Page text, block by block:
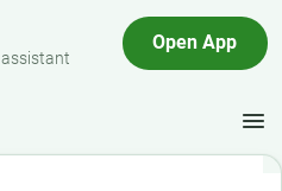
Open App